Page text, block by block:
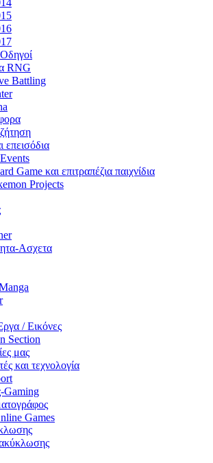
RNG
Battling
επεισόδια
Game και επιτραπέζια παιχνίδια
Projects
Ασχετα
/ Εικόνες
Section
μας
και τεχνολογία
Games